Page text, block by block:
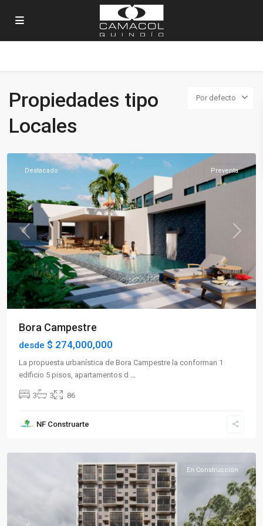
Por defecto
Propiedades tipo
Locales
Previous Next
Destacado Preventa
Bora Campestre
desde $ 274,000,000
La propuesta urbanística de Bora Campestre la conforman 1
edificio 5 pisos, apartamentos d
3 3 86
NF Construarte
Norte,
En Construcción